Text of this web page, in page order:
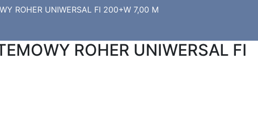
ROHER UNIWERSAL FI 200+W 7,00 M
ROHER UNIWERSAL FI